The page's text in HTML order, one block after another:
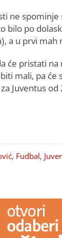
ne
bilo po
a u prvi
će pristati
mali, pa
Juventus
, Fudbal,